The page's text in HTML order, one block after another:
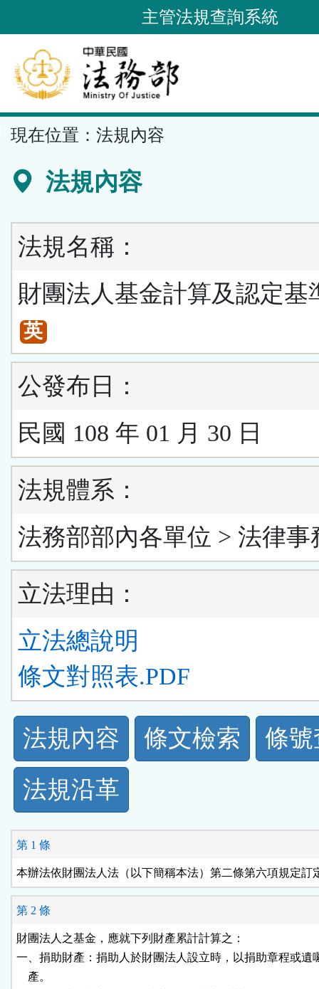
到
要
內
容
區
主管法規查詢系統
現在位置： 法規內容
法規內容
法規名稱：
財團法人基金計算及認定基
英
公發布日：
民國 108 年 01 月 30 日
法規體系：
法務部部內各單位 > 法律事
立法理由：
立法總說明
條文對照表.PDF
法
規
功
能
按
鈕
區
法規內容 條文檢索
條
法規沿革
第 1 條
本辦法依財團法人法（以下簡稱本法）第二條第六項規定訂
第 2 條
財團法人之基金，應就下列財產累計計算之：
一、捐助財產：捐助人於財團法人設立時，以捐助章程或遺
    產。